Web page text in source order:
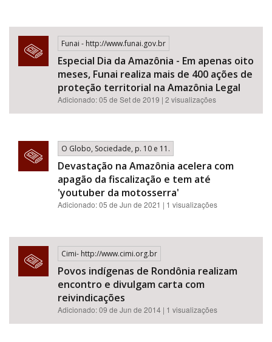
Funai - http://www.funai.gov.br
Especial Dia da Amazônia - Em apenas oito
meses, Funai realiza mais de 400 ações de
proteção territorial na Amazônia Legal
Adicionado: 05 de Set de 2019 | 2 visualizações
O Globo, Sociedade, p. 10 e 11.
Devastação na Amazônia acelera com
apagão da fiscalização e tem até
'youtuber da motosserra'
Adicionado: 05 de Jun de 2021 | 1 visualizações
Cimi- http://www.cimi.org.br
Povos indígenas de Rondônia realizam
encontro e divulgam carta com
reivindicações
Adicionado: 09 de Jun de 2014 | 1 visualizações